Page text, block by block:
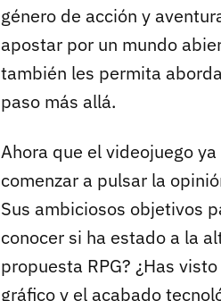
género de acción y
apostar por un mundo
también les permita
paso más allá.
Ahora que el videojuego
comenzar a pulsar la
Sus ambiciosos objetivos
conocer si ha estado a la
propuesta RPG? ¿Has
gráfico y el acabado